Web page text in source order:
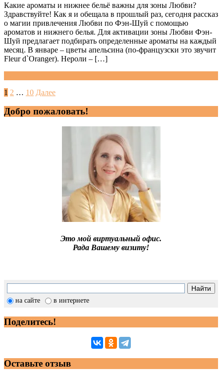
Какие ароматы и нижнее бельё важны для зоны Любви?
Здравствуйте! Как я и обещала в прошлый раз, сегодня рассказ
о магии привлечения Любви по Фэн-Шуй с помощью
ароматов и нижнего белья. Для активации зоны Любви Фэн-
Шуй предлагает подбирать определенные ароматы на каждый
месяц. В январе – цветы апельсина (по-французски это звучит
Fleur d`Oranger). Нероли – […]
Пагинация
записей
1 2 … 10 Далее
Добро пожаловать!
Это мой виртуальный офис.
Рада Вашему визиту!
на сайте в интернете
Поделитесь!
Оставьте отзыв